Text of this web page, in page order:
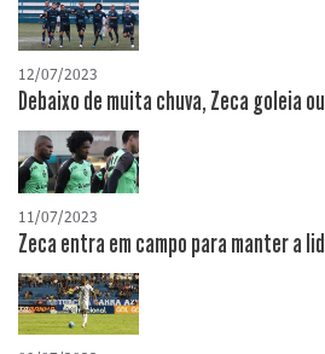
12/07/2023
Debaixo de muita chuva, Zeca goleia
11/07/2023
Zeca entra em campo para manter a